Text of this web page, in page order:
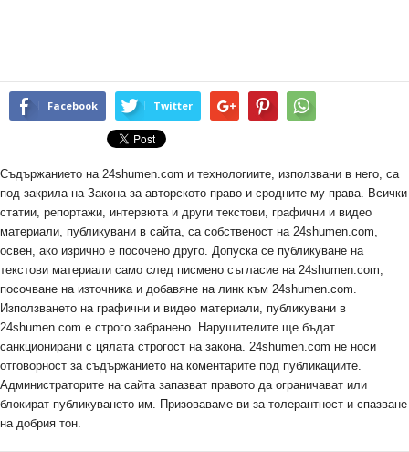
Facebook Twitter
Съдържанието на 24shumen.com и технологиите, използвани в него, са
под закрила на Закона за авторското право и сродните му права. Всички
статии, репортажи, интервюта и други текстови, графични и видео
материали, публикувани в сайта, са собственост на 24shumen.com,
освен, ако изрично е посочено друго. Допуска се публикуване на
текстови материали само след писмено съгласие на 24shumen.com,
посочване на източника и добавяне на линк към 24shumen.com.
Използването на графични и видео материали, публикувани в
24shumen.com е строго забранено. Нарушителите ще бъдат
санкционирани с цялата строгост на закона. 24shumen.com не носи
отговорност за съдържанието на коментарите под публикациите.
Администраторите на сайта запазват правото да ограничават или
блокират публикуването им. Призоваваме ви за толерантност и спазване
на добрия тон.